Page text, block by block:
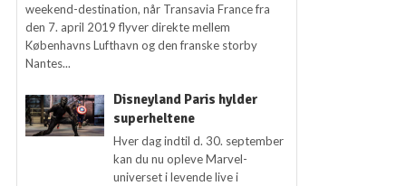
weekend-destination, når Transavia France fra
den 7. april 2019 flyver direkte mellem
Københavns Lufthavn og den franske storby
Nantes...
Disneyland Paris hylder
superheltene
Hver dag indtil d. 30. september
kan du nu opleve Marvel-
universet i levende live i